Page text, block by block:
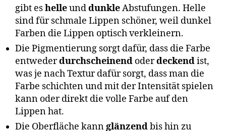
gibt eshelleunddunkleAbstufungen. Helle
sind für schmale Lippen schöner, weil dunkel
Farben die Lippen optisch verkleinern.
Die Pigmentierung sorgt dafür, dass die Farbe
entwederdurchscheinend oderdeckendist,
was je nach Textur dafür sorgt, dass man die
Farbe schichten und mit der Intensität spielen
kann oder direkt die volle Farbe auf den
Lippen hat.
Die Oberfläche kannglänzendbis hin zu